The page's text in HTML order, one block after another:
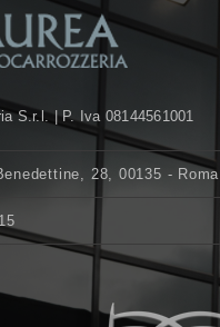
Sidebar
S.r.l. | P. Iva 08144561001
28, 00135 - Roma